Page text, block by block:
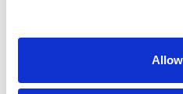
Hulkelliste